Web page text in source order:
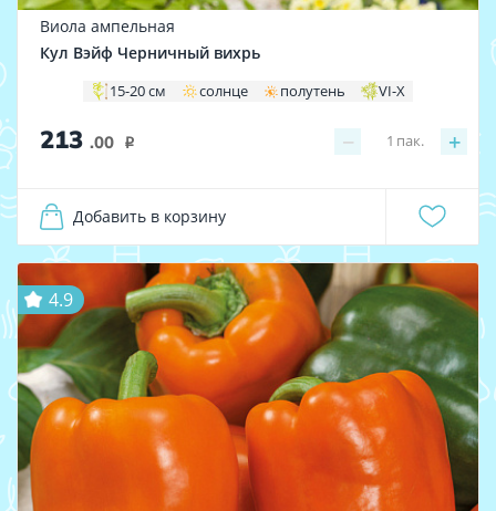
Виола ампельная
Кул Вэйф Черничный вихрь
15-20 см солнце полутень VI-X
213 .00 i − +
1 пак.
Добавить в корзину
4.9